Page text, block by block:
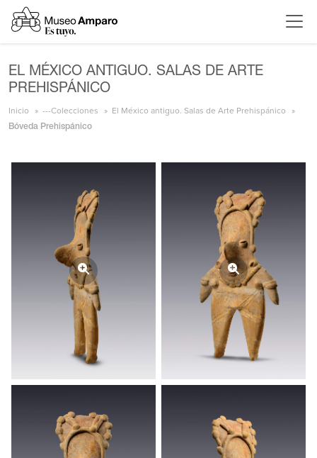
EL MÉXICO ANTIGUO. SALAS DE ARTE
PREHISPÁNICO
Inicio ---Colecciones El México antiguo. Salas de Arte Prehispánico
Bóveda Prehispánico